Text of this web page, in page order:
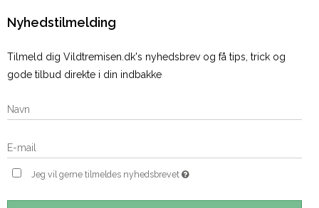
Nyhedstilmelding
Tilmeld dig Vildtremisen.dk's nyhedsbrev og få tips, trick og
gode tilbud direkte i din indbakke
Jeg vil gerne tilmeldes nyhedsbrevet